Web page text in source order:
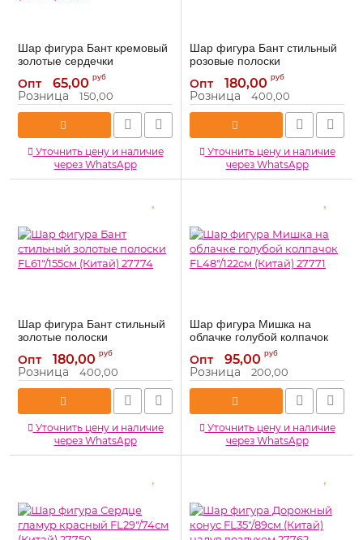
Шар фигура Бант кремовый
золотые сердечки
FL38"/97см (Китай) 27781
Артикул: 27781
Опт 65,00 руб
Розница 150,00
Уточнить цену и наличие
через WhatsApp
Шар фигура Бант стильный
розовые полоски
FL61"/155см (Китай) 27773
Артикул: 27773
Опт 180,00 руб
Розница 400,00
Уточнить цену и наличие
через WhatsApp
Шар фигура Бант стильный
золотые полоски
FL61"/155см (Китай) 27774
Артикул: 27774
Опт 180,00 руб
Розница 400,00
Уточнить цену и наличие
через WhatsApp
Шар фигура Мишка на
облачке голубой колпачок
FL48"/122см (Китай) 27771
Артикул: 27771
Опт 95,00 руб
Розница 200,00
Уточнить цену и наличие
через WhatsApp